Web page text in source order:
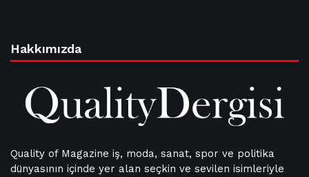
Hakkımızda
Quality of Magazine iş, moda, sanat, spor ve politika
dünyasının içinde yer alan seçkin ve sevilen isimleriyle